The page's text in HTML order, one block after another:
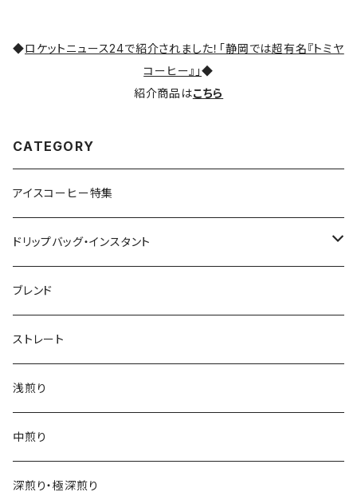
◆ロケットニュース24で紹介されました！「静岡では超有名『トミヤ
コーヒー』」◆
紹介商品はこちら
CATEGORY
アイスコーヒー特集
ドリップバッグ・インスタント
インデアントミー ドリップバッグ
ブレンド
ストレート
浅煎り
中煎り
深煎り・極深煎り